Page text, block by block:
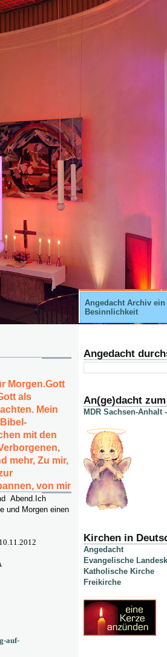
Angedacht Archiv
Besinnlichkeit
Morgen.Gott
als
Mein
mit den
mehr, Zu mir,
von mir
Abend.Ich
und Morgen einen
auf-
Angedacht
An(ge)dacht
MDR Sachsen-Anhalt
Kirchen in
Angedacht
Evangelische
Katholische Kirche
Freikirche